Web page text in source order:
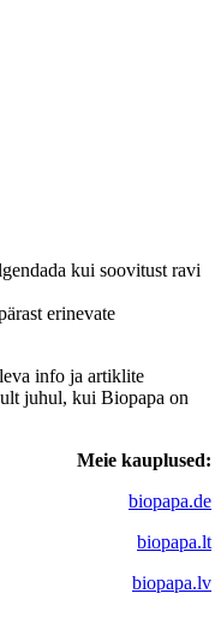
kui soovitust ravi
erinevate
info ja artiklite
juhul, kui Biopapa on
Meie kauplused:
biopapa.de
biopapa.lt
biopapa.lv